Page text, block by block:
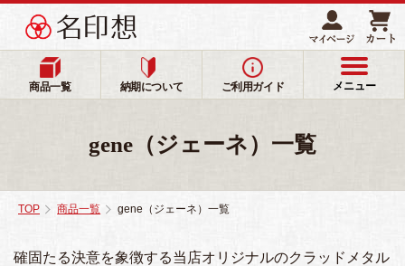
商品一覧 納期について ご利用ガイド メニュー
gene（ジェーネ）一覧
TOP 商品一覧 gene（ジェーネ）一覧
確固たる決意を象徴する当店オリジナルのクラッドメタル